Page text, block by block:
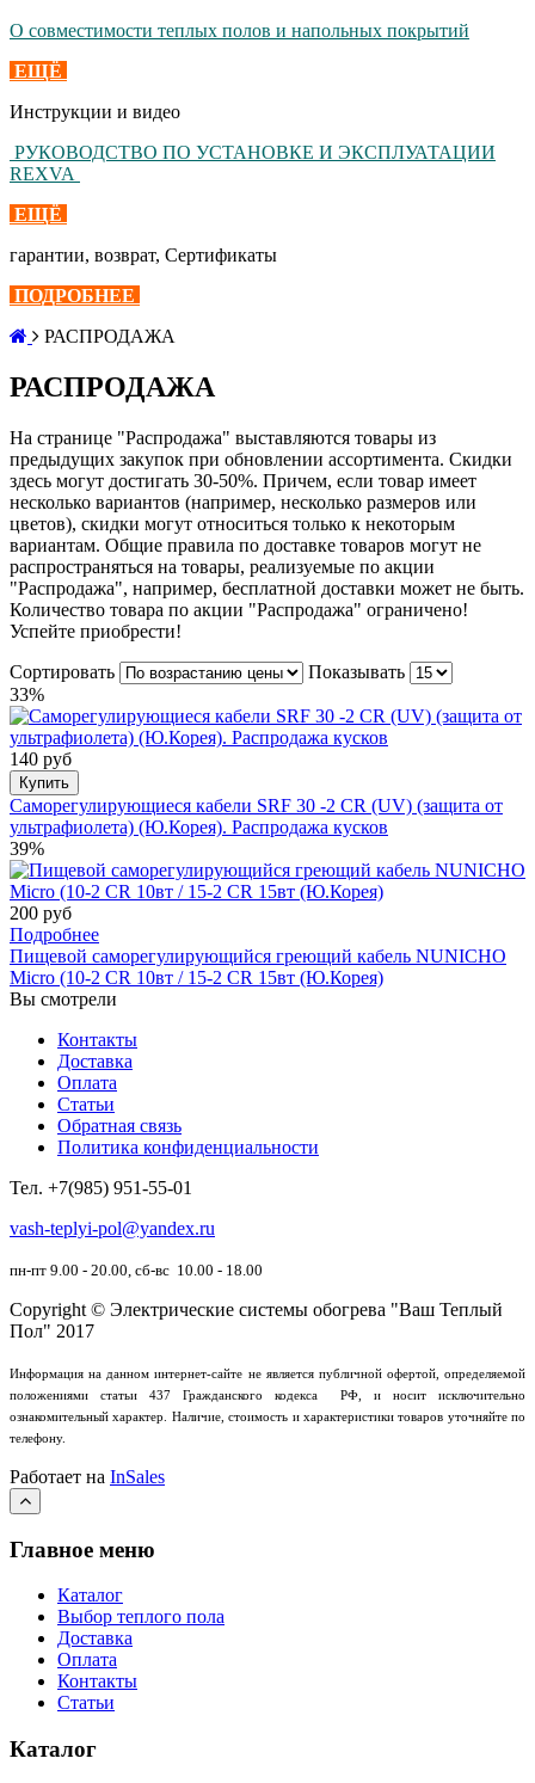
О совместимости теплых полов и напольных покрытий
ЕЩЁ
Инструкции и видео
РУКОВОДСТВО ПО УСТАНОВКЕ И ЭКСПЛУАТАЦИИ
REXVA
ЕЩЁ
гарантии, возврат, Сертификаты
ПОДРОБНЕЕ
РАСПРОДАЖА
РАСПРОДАЖА
На странице "Распродажа" выставляются товары из
предыдущих закупок при обновлении ассортимента. Скидки
здесь могут достигать 30-50%. Причем, если товар имеет
несколько вариантов (например, несколько размеров или
цветов), скидки могут относиться только к некоторым
вариантам. Общие правила по доставке товаров могут не
распространяться на товары, реализуемые по акции
"Распродажа", например, бесплатной доставки может не быть.
Количество товара по акции "Распродажа" ограничено!
Успейте приобрести!
Сортировать
Показывать
33%
140 руб
Купить
Саморегулирующиеся кабели SRF 30 -2 CR (UV) (защита от
ультрафиолета) (Ю.Корея). Распродажа кусков
39%
200 руб
Подробнее
Пищевой саморегулирующийся греющий кабель NUNICHO
Micro (10-2 CR 10вт / 15-2 CR 15вт (Ю.Корея)
Вы смотрели
Контакты
Доставка
Оплата
Статьи
Обратная связь
Политика конфиденциальности
Тел. +7(985) 951-55-01
vash-teplyi-pol@yandex.ru
пн-пт 9.00 - 20.00, сб-вс 10.00 - 18.00
Copyright © Электрические системы обогрева "Ваш Теплый
Пол" 2017
Информация на данном интернет-сайте не является публичной офертой, определяемой
положениями статьи 437 Гражданского кодекса РФ, и носит исключительно
ознакомительный характер.
Наличие, стоимость и характеристики товаров уточняйте по
телефону.
Работает на InSales
Главное меню
Каталог
Выбор теплого пола
Доставка
Оплата
Контакты
Статьи
Каталог